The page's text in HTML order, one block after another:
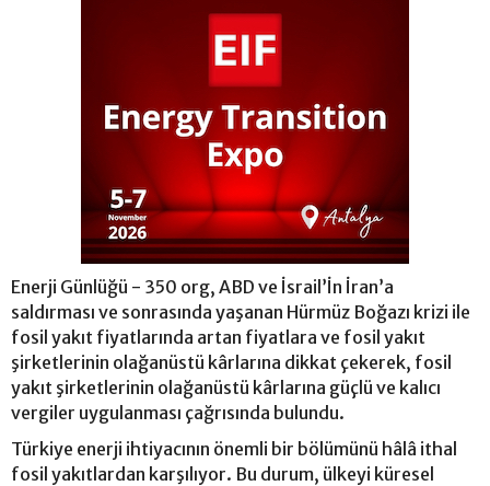
Enerji Günlüğü - 350 org, ABD ve İsrail’İn İran’a
saldırması ve sonrasında yaşanan Hürmüz Boğazı krizi ile
fosil yakıt fiyatlarında artan fiyatlara ve fosil yakıt
şirketlerinin olağanüstü kârlarına dikkat çekerek, fosil
yakıt şirketlerinin olağanüstü kârlarına güçlü ve kalıcı
vergiler uygulanması çağrısında bulundu.
Türkiye enerji ihtiyacının önemli bir bölümünü hâlâ ithal
fosil yakıtlardan karşılıyor. Bu durum, ülkeyi küresel